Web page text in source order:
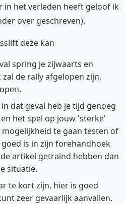
in het verleden heeft geloof ik
over geschreven).
deze kan
spring je zijwaarts en
de rally afgelopen zijn,
dat geval heb je tijd genoeg
het spel op jouw 'sterke'
te gaan testen of
is in zijn forehandhoek
artikel getraind hebben dan
situatie.
te kort zijn, hier is goed
zeer gevaarlijk aanvallen.